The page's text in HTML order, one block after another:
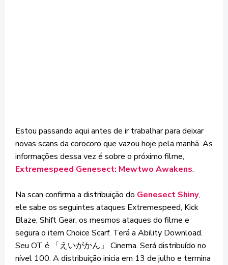
Estou passando aqui antes de ir trabalhar para deixar
novas scans da corocoro que vazou hoje pela manhã. As
informações dessa vez é sobre o próximo filme,
Extremespeed Genesect: Mewtwo Awakens.
Na scan confirma a distribuição do Genesect Shiny,
ele sabe os seguintes ataques Extremespeed, Kick
Blaze, Shift Gear, os mesmos ataques do filme e
segura o item Choice Scarf. Terá a Ability Download.
Seu OT é 「えいがかん」 Cinema. Será distribuído no
nível 100. A distribuição inicia em 13 de julho e termina